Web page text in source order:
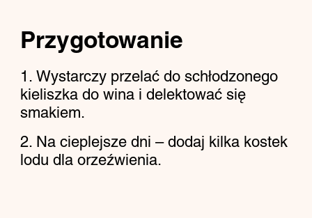
Przygotowanie
Wystarczy przelać do schłodzonego
kieliszka do wina i delektować się
smakiem.
Na cieplejsze dni – dodaj kilka kostek
lodu dla orzeźwienia.